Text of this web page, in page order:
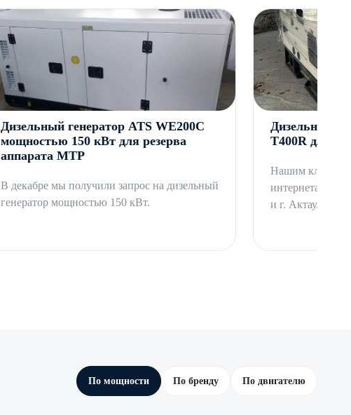
Дизельный генератор ATS WE200C
мощностью 150 кВт для резерва
аппарата МТР
В декабре мы получили запрос на дизельный
генератор мощностью 150 кВт.
Дизельный
T400R для
Нашим
интернета и
и г. Актау.
По мощности По бренду По двигателю